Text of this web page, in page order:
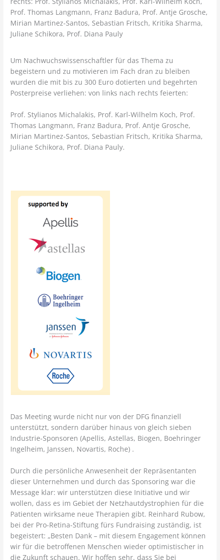
Um Nachwuchswissenschaftler für das Thema zu
begeistern und zu motivieren im Fach dran zu bleiben
wurden die mit bis zu 300 Euro dotierten und begehrten
Posterpreise verliehen: von links nach rechts feierten:
Prof. Stylianos Michalakis, Prof. Karl-Wilhelm Koch, Prof.
Thomas Langmann, Franz Badura, Prof. Antje Grosche,
Mirian Martinez-Santos, Sebastian Fritsch, Kritika Sharma,
Juliane Schikora, Prof. Diana Pauly.
Das Meeting wurde nicht nur von der DFG finanziell
unterstützt, sondern darüber hinaus von gleich sieben
Industrie-Sponsoren (Apellis, Astellas, Biogen, Boehringer
Ingelheim, Janssen, Novartis, Roche) .
Durch die persönliche Anwesenheit der Repräsentanten
dieser Unternehmen und durch das Sponsoring war die
Message klar: wir unterstützen diese Initiative und wir
wollen, dass es im Gebiet der Netzhautdystrophien für die
Patienten wirksame neue Therapien gibt. Reinhard Rubow,
bei der Pro-Retina-Stiftung fürs Fundraising zuständig, ist
begeistert: „Besten Dank – mit diesem Engagement können
wir für die betroffenen Menschen wieder optimistischer in
die Zukunft schauen. Wir hoffen sehr, dass Sie bei